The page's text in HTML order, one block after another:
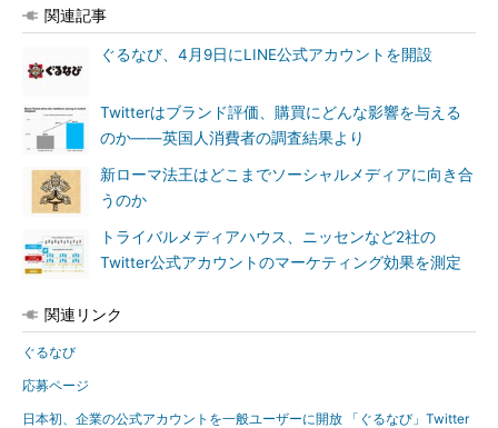
関連記事
ぐるなび、4月9日にLINE公式アカウントを開設
Twitterはブランド評価、購買にどんな影響を与える
のか――英国人消費者の調査結果より
新ローマ法王はどこまでソーシャルメディアに向き合
うのか
トライバルメディアハウス、ニッセンなど2社の
Twitter公式アカウントのマーケティング効果を測定
関連リンク
ぐるなび
応募ページ
日本初、企業の公式アカウントを一般ユーザーに開放 「ぐるなび」Twitter